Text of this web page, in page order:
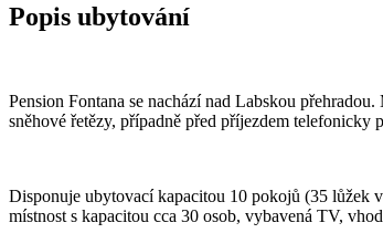
Popis ubytování
Pension Fontana se nachází nad Labskou
sněhové řetězy, případně před příjezdem
Disponuje ubytovací kapacitou 10 pokojů (35 lůžek
místnost s kapacitou cca 30 osob, vybavená TV,